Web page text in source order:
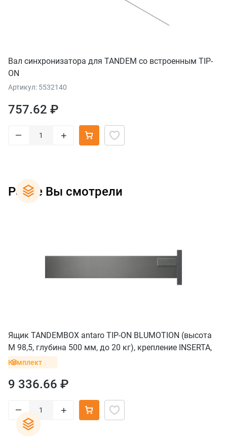
Вал синхронизатора для TANDEM со встроенным TIP-
ON
Артикул: 5532140
757.62 ₽
– +
Ранее Вы смотрели
Ящик TANDEMBOX antaro TIP-ON BLUMOTION (высота
M 98,5, глубина 500 мм, до 20 кг), крепление INSERTA,
серый орион
Комплект
9 336.66 ₽
– +